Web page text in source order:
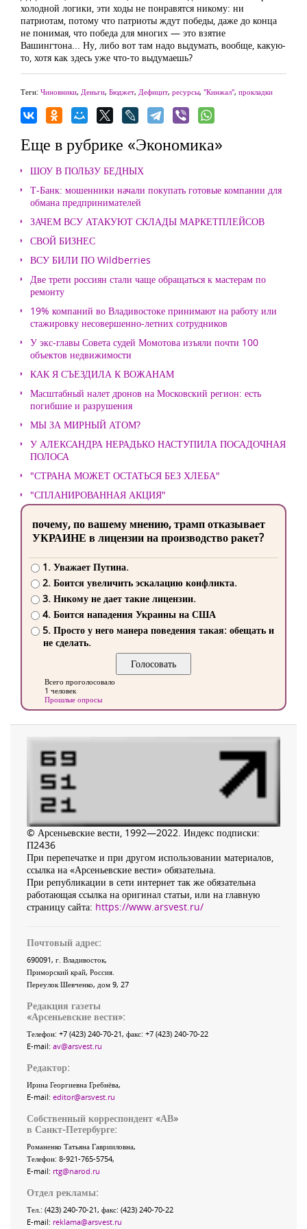
холодной логики, эти ходы не понравятся никому: ни
патриотам, потому что патриоты ждут победы, даже до конца
не понимая, что победа для многих — это взятие
Вашингтона... Ну, либо вот там надо выдумать, вообще, какую-
то, хотя как здесь уже что-то выдумаешь?
Теги: Чиновники, Деньги, Бюджет, Дефицит, ресурсы, "Кинжал", прокладки
Еще в рубрике «Экономика»
ШОУ В ПОЛЬЗУ БЕДНЫХ
Т-Банк: мошенники начали покупать готовые компании для
обмана предпринимателей
ЗАЧЕМ ВСУ АТАКУЮТ СКЛАДЫ МАРКЕТПЛЕЙСОВ
СВОЙ БИЗНЕС
ВСУ БИЛИ ПО Wildberries
Две трети россиян стали чаще обращаться к мастерам по
ремонту
19% компаний во Владивостоке принимают на работу или
стажировку несовершенно-летних сотрудников
У экс-главы Совета судей Момотова изъяли почти 100
объектов недвижимости
КАК Я СЪЕЗДИЛА К ВОЖАНАМ
Масштабный налет дронов на Московский регион: есть
погибшие и разрушения
МЫ ЗА МИРНЫЙ АТОМ?
У АЛЕКСАНДРА НЕРАДЬКО НАСТУПИЛА ПОСАДОЧНАЯ
ПОЛОСА
"СТРАНА МОЖЕТ ОСТАТЬСЯ БЕЗ ХЛЕБА"
"СПЛАНИРОВАННАЯ АКЦИЯ"
почему, по вашему мнению, трамп отказывает
УКРАИНЕ в лицензии на производство ракет?
1. Уважает Путина.
2. Боится увеличить эскалацию конфликта.
3. Никому не дает такие лицензии.
4. Боится нападения Украины на США
5. Просто у него манера поведения такая: обещать и
не сделать.
Всего проголосовало
1 человек
Прошлые опросы
© Арсеньевские вести, 1992—2022. Индекс подписки:
П2436
При перепечатке и при другом использовании материалов,
ссылка на «Арсеньевские вести» обязательна.
При републикации в сети интернет так же обязательна
работающая ссылка на оригинал статьи, или на главную
страницу сайта: https://www.arsvest.ru/
Почтовый адрес:
690091, г. Владивосток,
Приморский край, Россия
Переулок Шевченко, дом 9, 27
Редакция газеты
«Арсеньевские вести»:
Телефон: +7 (423) 240-70-21, факс: +7 (423) 240-70-22
E-mail: av@arsvest.ru
Редактор:
Ирина Георгиевна Гребнёва,
E-mail: editor@arsvest.ru
Собственный корреспондент «АВ»
в Санкт-Петербурге:
Романенко Татьяна Гаврииловна,
Телефон: 8-921-765-5754,
E-mail: rtg@narod.ru
Отдел рекламы:
Тел.: (423) 240-70-21, факс: (423) 240-70-22
E-mail: reklama@arsvest.ru